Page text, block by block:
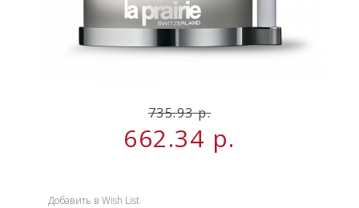
735.93 р.
662.34 р.
Добавить в Wish List